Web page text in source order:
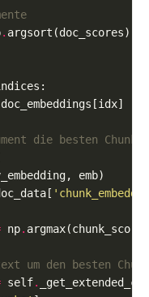
. argsort(doc_scores)[
die besten
np.
um den besten
self.